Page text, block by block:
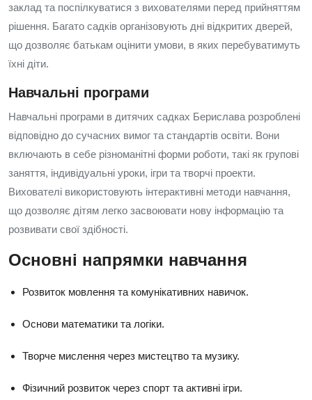
заклад та поспілкуватися з вихователями перед прийняттям
рішення. Багато садків організовують дні відкритих дверей,
що дозволяє батькам оцінити умови, в яких перебуватимуть
їхні діти.
Навчальні програми
Навчальні програми в дитячих садках Берислава розроблені
відповідно до сучасних вимог та стандартів освіти. Вони
включають в себе різноманітні форми роботи, такі як групові
заняття, індивідуальні уроки, ігри та творчі проекти.
Вихователі використовують інтерактивні методи навчання,
що дозволяє дітям легко засвоювати нову інформацію та
розвивати свої здібності.
Основні напрямки навчання
Розвиток мовлення та комунікативних навичок.
Основи математики та логіки.
Творче мислення через мистецтво та музику.
Фізичний розвиток через спорт та активні ігри.